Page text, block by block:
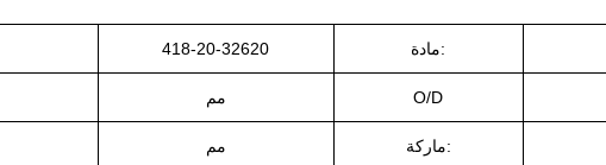
418-20-32620 مادة:
مم O/D
مم ماركة: